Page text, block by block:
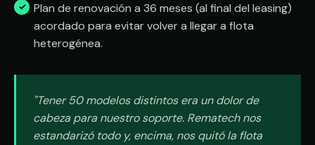
Plan de renovación a 36 meses (al final del leasing)
acordado para evitar volver a llegar a flota
heterogénea.
"Tener 50 modelos distintos era un dolor de
cabeza para nuestro soporte. Rematech nos
estandarizó todo y, encima, nos quitó la flota